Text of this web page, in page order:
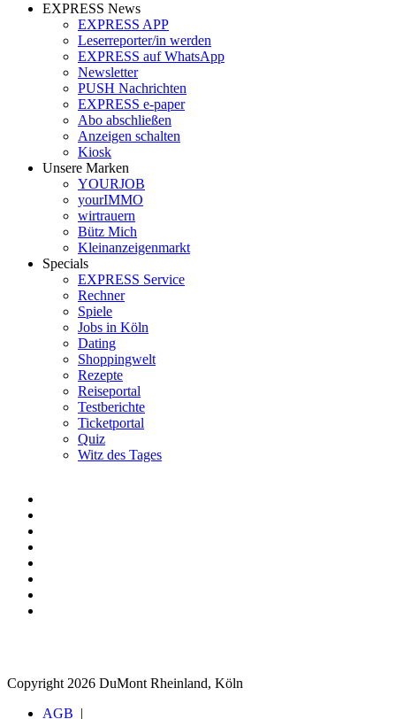
EXPRESS News
EXPRESS APP
Leserreporter/in werden
EXPRESS auf WhatsApp
Newsletter
PUSH Nachrichten
EXPRESS e-paper
Abo abschließen
Anzeigen schalten
Kiosk
Unsere Marken
YOURJOB
yourIMMO
wirtrauern
Bütz Mich
Kleinanzeigenmarkt
Specials
EXPRESS Service
Rechner
Spiele
Jobs in Köln
Dating
Shoppingwelt
Rezepte
Reiseportal
Testberichte
Ticketportal
Quiz
Witz des Tages
Copyright 2026 DuMont Rheinland, Köln
AGB